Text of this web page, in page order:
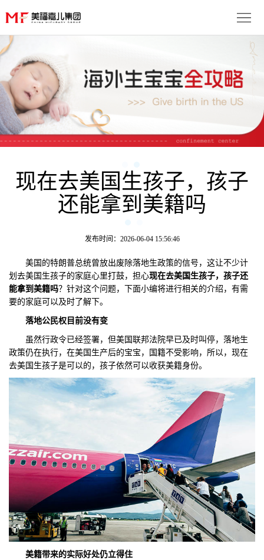
子
优
势
服
务
流
月
子
成
们
合
现在去美国生孩子，孩子
还能拿到美籍吗
发布时间：2026-06-04 15:56:46
美国的特朗普总统曾放出废除落地生政策的信号，这让不少计
划去美国生孩子的家庭心里打鼓，担心现在去美国生孩子，孩子还
能拿到美籍吗？针对这个问题，下面小编将进行相关的介绍，有需
要的家庭可以及时了解下。
落地公民权目前没有变
虽然行政令已经签署，但美国联邦法院早已及时叫停，落地生
政策仍在执行，在美国生产后的宝宝，国籍不受影响，所以，现在
去美国生孩子是可以的，孩子依然可以收获美籍身份。
美籍带来的实际好处仍立得住